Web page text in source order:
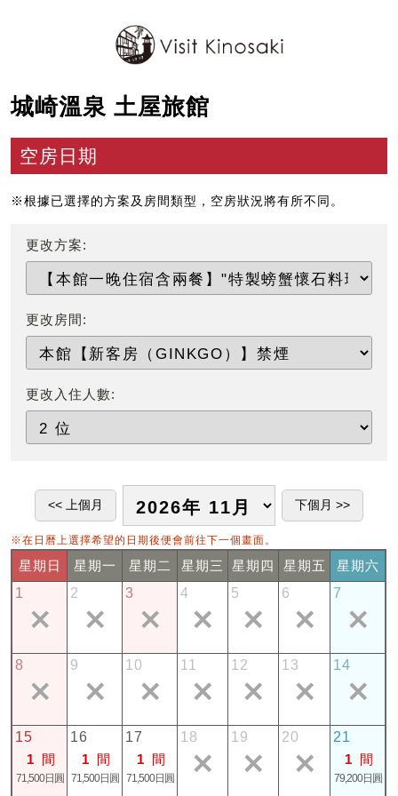
城崎溫泉 土屋旅館
空房日期
※根據已選擇的方案及房間類型，空房狀況將有所不同。
更改方案:
更改房間:
更改入住人數:
※在日曆上選擇希望的日期後便會前往下一個畫面。
星期日 星期一 星期二 星期三 星期四 星期五
星期六
1
2 3 4 5 6 7
8 9 10 11 12 13 14
15
1 間
71,500日圓
16
1 間
71,500日圓
17
1 間
71,500日圓
18 19 20
21
1 間
79,200日圓